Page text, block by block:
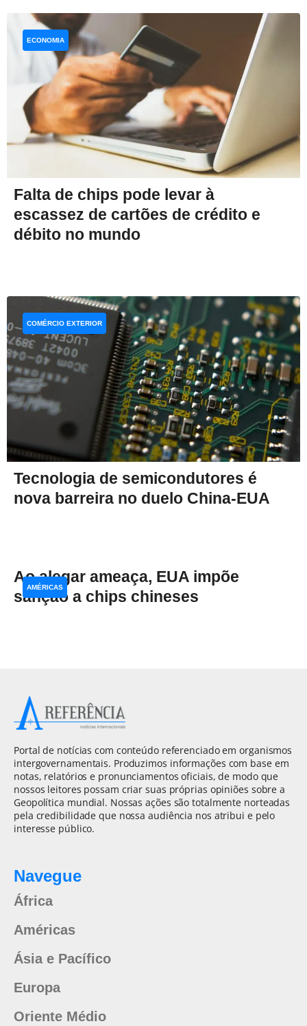
Falta de chips pode levar à
escassez de cartões de crédito e
débito no mundo
ECONOMIA
Tecnologia de semicondutores é
nova barreira no duelo China-EUA
COMÉRCIO EXTERIOR
Ao alegar ameaça, EUA impõe
sanção a chips chineses
AMÉRICAS
Portal de notícias com conteúdo referenciado em organismos
intergovernamentais. Produzimos informações com base em
notas, relatórios e pronunciamentos oficiais, de modo que
nossos leitores possam criar suas próprias opiniões sobre a
Geopolítica mundial. Nossas ações são totalmente norteadas
pela credibilidade que nossa audiência nos atribui e pelo
interesse público.
Navegue
África
Américas
Ásia e Pacífico
Europa
Oriente Médio